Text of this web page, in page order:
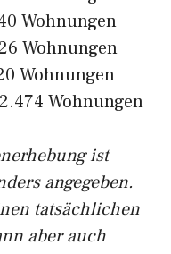
Wohnungen
Wohnungen
Wohnungen
Wohnungen
ist
angegeben.
tatsächlichen
aber auch